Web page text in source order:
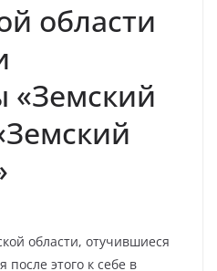
области
«Земский
области, отучившиеся
этого к себе в